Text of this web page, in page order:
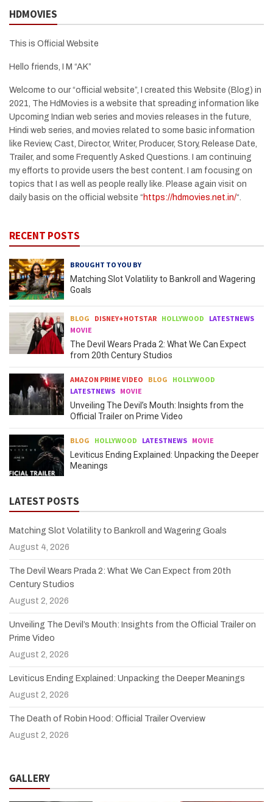
HDMOVIES
This is Official Website
Hello friends, I M “AK”
Welcome to our “official website”, I created this Website (Blog) in
2021, The HdMovies is a website that spreading information like
Upcoming Indian web series and movies releases in the future,
Hindi web series, and movies related to some basic information
like Review, Cast, Director, Writer, Producer, Story, Release Date,
Trailer, and some Frequently Asked Questions. I am continuing
my efforts to provide users the best content. I am focusing on
topics that I as well as people really like. Please again visit on
daily basis on the official website “ https://hdmovies.net.in/“.
RECENT POSTS
BROUGHT TO YOU BY
Matching Slot Volatility to Bankroll and Wagering
Goals
BLOG DISNEY+HOTSTAR HOLLYWOOD
LATESTNEWS
MOVIE
The Devil Wears Prada 2: What We Can Expect
from 20th Century Studios
AMAZON PRIME VIDEO BLOG
HOLLYWOOD
LATESTNEWS MOVIE
Unveiling The Devil’s Mouth: Insights from the
Official Trailer on Prime Video
BLOG HOLLYWOOD LATESTNEWS MOVIE
Leviticus Ending Explained: Unpacking the Deeper
Meanings
LATEST POSTS
Matching Slot Volatility to Bankroll and Wagering Goals
August 4, 2026
The Devil Wears Prada 2: What We Can Expect from 20th
Century Studios
August 2, 2026
Unveiling The Devil’s Mouth: Insights from the Official Trailer on
Prime Video
August 2, 2026
Leviticus Ending Explained: Unpacking the Deeper Meanings
August 2, 2026
The Death of Robin Hood: Official Trailer Overview
August 2, 2026
GALLERY